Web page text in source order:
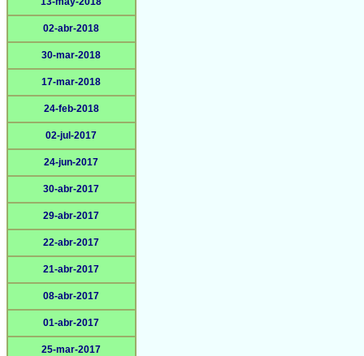
02-abr-2018
30-mar-2018
17-mar-2018
24-feb-2018
02-jul-2017
24-jun-2017
30-abr-2017
29-abr-2017
22-abr-2017
21-abr-2017
08-abr-2017
01-abr-2017
25-mar-2017